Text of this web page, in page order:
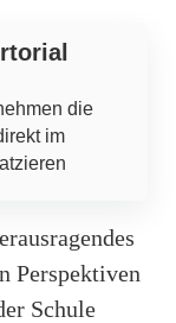
die
im
Perspektiven
Schule